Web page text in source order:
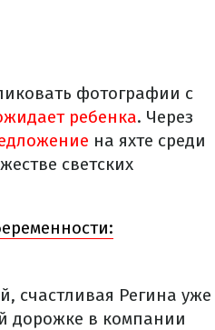
фотографии с
ребенка. Через
на яхте среди
светских
счастливая Регина уже
дорожке в компании